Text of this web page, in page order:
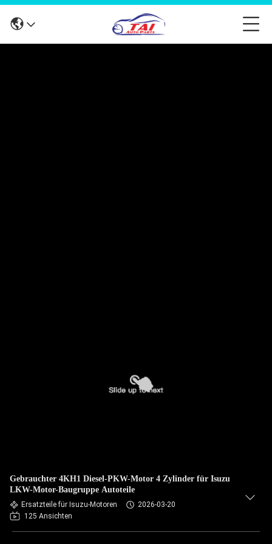
Gebrauchter 4KH1 Diesel-PKW-Motor 4 Zylinder für Isuzu
LKW-Motor-Baugruppe Autoteile
Ersatzteile für Isuzu-Motoren
2026-03-20
125 Ansichten